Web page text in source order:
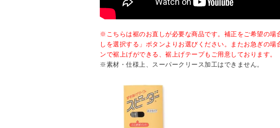
※こちらは裾のお直しが必要な商品です。補正をご希望の場
しを選択する」ボタンよりお選びください。またお急ぎの場
ンで裾上げができる、裾上げテープもご用意しております。
※素材・仕様上、スーパークリース加工はできません。